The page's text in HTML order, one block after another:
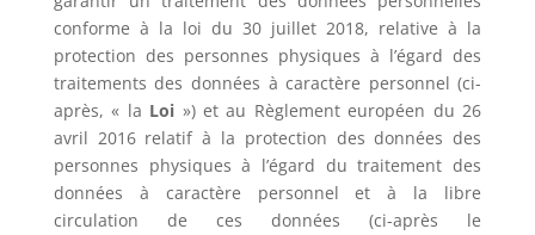
conforme à la loi du 30 juillet 2018, relative à la
protection des personnes physiques à l’égard des
traitements des données à caractère personnel (ci-
après, « la Loi ») et au Règlement européen du 26
avril 2016 relatif à la protection des données des
personnes physiques à l’égard du traitement des
données à caractère personnel et à la libre
circulation de ces données (ci-après le